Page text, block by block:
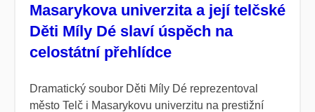
Masarykova univerzita a její telčské
Děti Míly Dé slaví úspěch na
celostátní přehlídce
Dramatický soubor Děti Míly Dé reprezentoval
město Telč i Masarykovu univerzitu na prestižní